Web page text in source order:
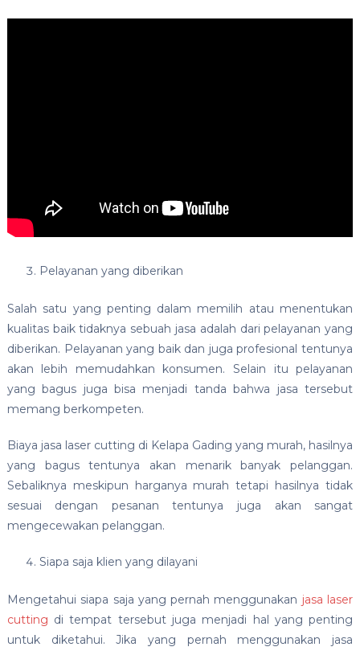
Pelayanan yang diberikan
Salah satu yang penting dalam memilih atau menentukan
kualitas baik tidaknya sebuah jasa adalah dari pelayanan yang
diberikan. Pelayanan yang baik dan juga profesional tentunya
akan lebih memudahkan konsumen. Selain itu pelayanan
yang bagus juga bisa menjadi tanda bahwa jasa tersebut
memang berkompeten.
Biaya jasa laser cutting di Kelapa Gading yang murah, hasilnya
yang bagus tentunya akan menarik banyak pelanggan.
Sebaliknya meskipun harganya murah tetapi hasilnya tidak
sesuai dengan pesanan tentunya juga akan sangat
mengecewakan pelanggan.
Siapa saja klien yang dilayani
Mengetahui siapa saja yang pernah menggunakan jasa laser
cutting di tempat tersebut juga menjadi hal yang penting
untuk diketahui. Jika yang pernah menggunakan jasa